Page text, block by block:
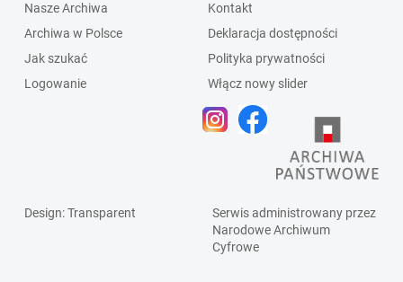
Nasze Archiwa
Archiwa w Polsce
Jak szukać
Logowanie
Kontakt
Deklaracja dostępności
Polityka prywatności
Włącz nowy slider
Design: Transparent
Serwis administrowany przez
Narodowe Archiwum
Cyfrowe